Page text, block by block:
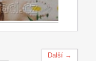
Další →